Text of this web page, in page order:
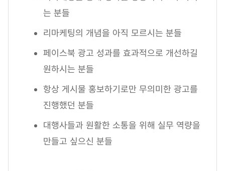
는 분들
리마케팅의 개념을 아직 모르시는 분들
페이스북 광고 성과를 효과적으로 개선하길
원하시는 분들
항상 게시물 홍보하기로만 무의미한 광고를
진행했던 분들
대행사들과 원활한 소통을 위해 실무 역량을
만들고 싶으신 분들